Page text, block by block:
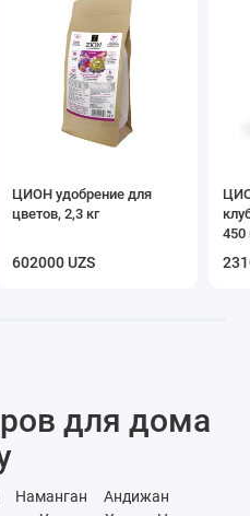
ЦИОН удобрение для
цветов, 2,3 кг
602000 UZS
450
для дома
Наманган
Андижан